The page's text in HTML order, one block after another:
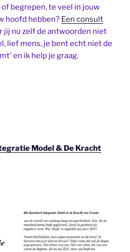
begrepen, te veel in jouw
hoofd hebben? Een consult
jij nu zelf de antwoorden niet
lief mens, je bent echt niet de
en ik help je graag.
Model & De Kracht